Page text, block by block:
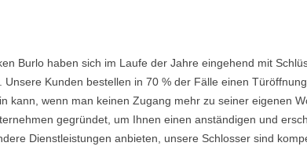
Burlo haben sich im Laufe der Jahre eingehend mit
Kunden bestellen in 70 % der Fälle einen
kann, wenn man keinen Zugang mehr zu seiner eigenen
gegründet, um Ihnen einen anständigen und
Dienstleistungen anbieten, unsere Schlosser sind